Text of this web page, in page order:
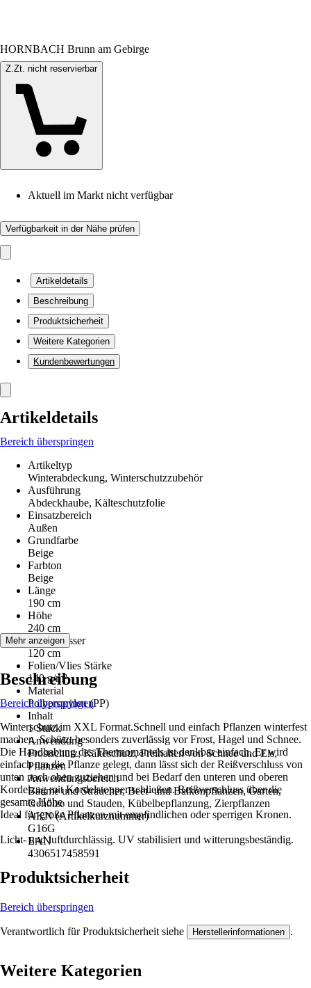
HORNBACH Brunn am Gebirge
Z.Zt. nicht reservierbar
Aktuell im Markt nicht verfügbar
Verfügbarkeit in der Nähe prüfen
Artikeldetails
Beschreibung
Produktsicherheit
Weitere Kategorien
Kundenbewertungen
Artikeldetails
Bereich überspringen
Artikeltyp
Winterabdeckung, Winterschutzzubehör
Ausführung
Abdeckhaube, Kälteschutzfolie
Einsatzbereich
Außen
Grundfarbe
Beige
Farbton
Beige
Länge
190 cm
Höhe
240 cm
Durchmesser
120 cm
Folien/Vlies Stärke
140 g/m²
Material
Polypropylen (PP)
Inhalt
1 Stück
Anwendung
Frostschutz, Kälteschutz, Freihalten von Schnee und Eis,
Pflanzen
Anwendungsbereich
Bäume und Sträucher, Beet- und Balkonpflanzen, Garten,
Gehölze und Stauden, Kübelbepflanzung, Zierpflanzen
AKN (Artikelkurznummer)
G16G
EAN
4306517458591
Mehr anzeigen
Beschreibung
Bereich überspringen
Winterschutz im XXL Format.Schnell und einfach Pflanzen winterfest
machen. Schützt besonders zuverlässig vor Frost, Hagel und Schnee.
Die Handhabung des Thermomantels ist denkbar einfach. Er wird
einfach um die Pflanze gelegt, dann lässt sich der Reißverschluss von
unten nach oben zuziehen und bei Bedarf den unteren und oberen
Kordelzug mit Kordelstopper schließen. Reißverschluss über die
gesamte Höhe.
Ideal für große Pflanzen mit empfindlichen oder sperrigen Kronen.
Licht- und luftdurchlässig. UV stabilisiert und witterungsbeständig.
Produktsicherheit
Bereich überspringen
Verantwortlich für Produktsicherheit siehe Herstellerinformationen .
Weitere Kategorien